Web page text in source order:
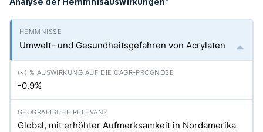
Umwelt- und Gesundheitsgefahren von Acrylaten
-0.9%
Global, mit erhöhter Aufmerksamkeit in Nordamerika